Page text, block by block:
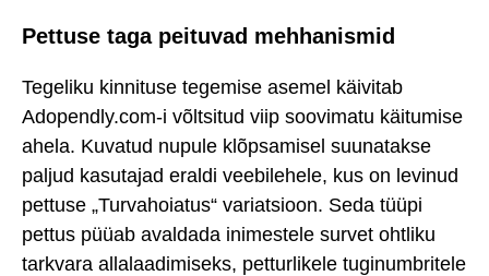
Pettuse taga peituvad mehhanismid
Tegeliku kinnituse tegemise asemel käivitab
Adopendly.com-i võltsitud viip soovimatu käitumise
ahela. Kuvatud nupule klõpsamisel suunatakse
paljud kasutajad eraldi veebilehele, kus on levinud
pettuse „Turvahoiatus“ variatsioon. Seda tüüpi
pettus püüab avaldada inimestele survet ohtliku
tarkvara allalaadimiseks, petturlikele tuginumbritele